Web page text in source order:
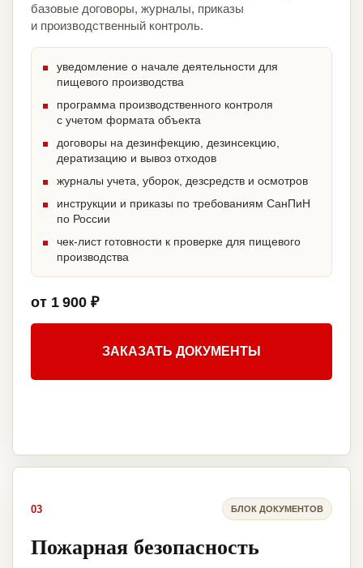
базовые договоры, журналы, приказы
и производственный контроль.
уведомление о начале деятельности для
пищевого производства
программа производственного контроля
с учетом формата объекта
договоры на дезинфекцию, дезинсекцию,
дератизацию и вывоз отходов
журналы учета, уборок, дезсредств и осмотров
инструкции и приказы по требованиям СанПиН
по России
чек-лист готовности к проверке для пищевого
производства
от 1 900 ₽
ЗАКАЗАТЬ ДОКУМЕНТЫ
03 БЛОК ДОКУМЕНТОВ
Пожарная безопасность